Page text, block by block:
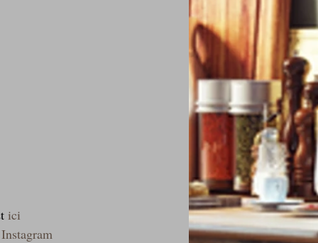
ici
Instagram